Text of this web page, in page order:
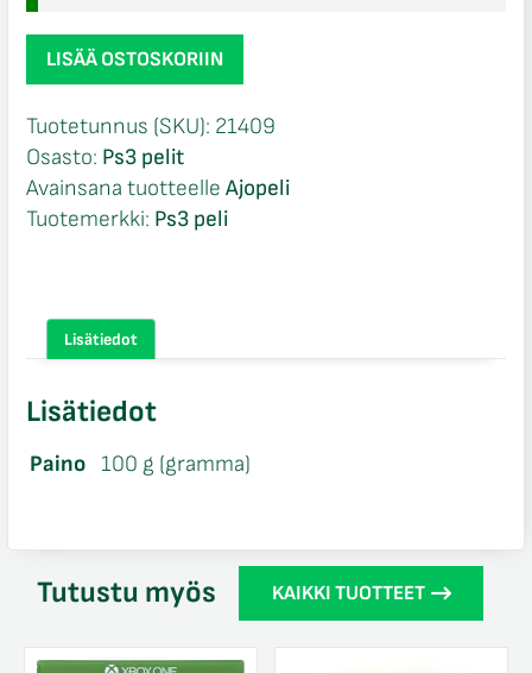
MX
vs
Alive
Ps3
määrä
LISÄÄ OSTOSKORIIN
Tuotetunnus (SKU): 21409
Osasto: Ps3 pelit
Avainsana tuotteelle Ajopeli
Tuotemerkki: Ps3 peli
Lisätiedot
Lisätiedot
Paino 100 g (gramma)
Tutustu myös KAIKKI TUOTTEET